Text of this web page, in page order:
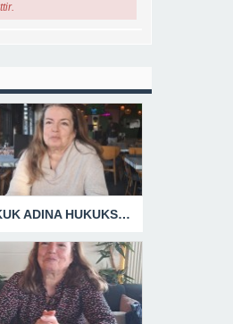
HUKUK ADINA HUKUKSUZLUK